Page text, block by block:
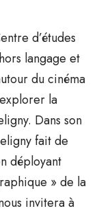
d’études
langage et
du cinéma
la
Dans son
fait de
déployant
» de la
invitera à